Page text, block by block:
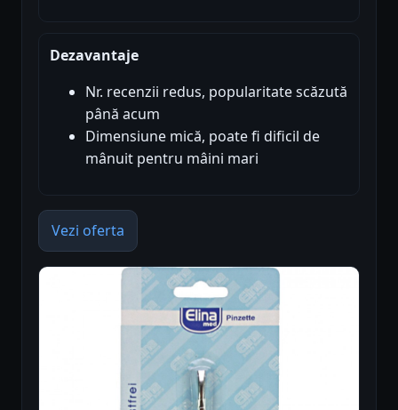
Dezavantaje
Nr. recenzii redus, popularitate scăzută
până acum
Dimensiune mică, poate fi dificil de
mânuit pentru mâini mari
Vezi oferta